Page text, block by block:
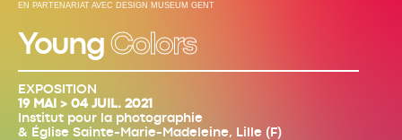
EN PARTENARIAT AVEC DESIGN MUSEUM GENT
Young Colors
EXPOSITION
19 MAI > 04 JUIL. 2021
Institut pour la photographie
& Église Sainte-Marie-Madeleine, Lille (F)